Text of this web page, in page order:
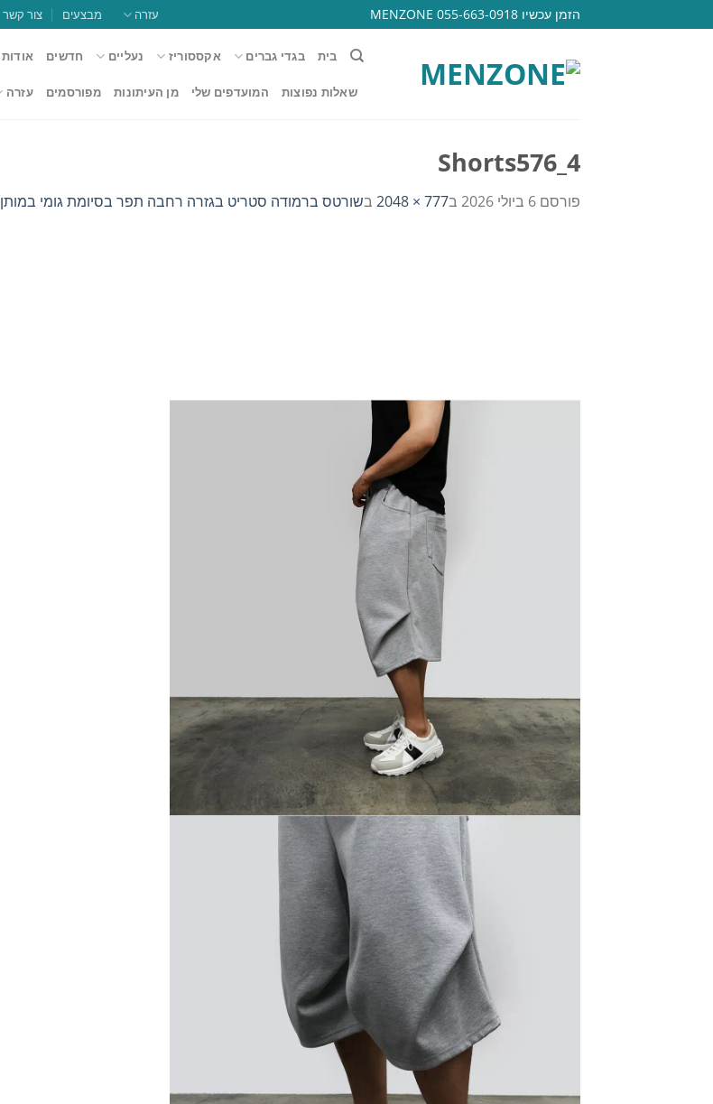
to
הזמן עכשיו 055-663-0918 MENZONE עזרה מבצעים צור קשר
בית בגדי גברים אקססוריז נעליים חדשים אודות
שאלות נפוצות המועדפים שלי מן העיתונות מפורסמים עזרה
Shorts576_4
פורסם 6 ביולי 2026 ב777 × 2048 בשורטס ברמודה סטריט בגזרה רחבה תפר בסיומת גומי במותן 791